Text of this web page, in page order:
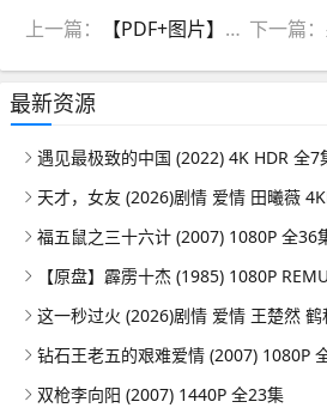
上一篇： 【PDF+图片】《证券市场周刊》2023年第65期 下一篇：
最新资源
遇见最极致的中国 (2022) 4K HDR 全7
福五鼠之三十六计 (2007) 1080P 全36
钻石王老五的艰难爱情 (2007) 1080P
双枪李向阳 (2007) 1440P 全23集